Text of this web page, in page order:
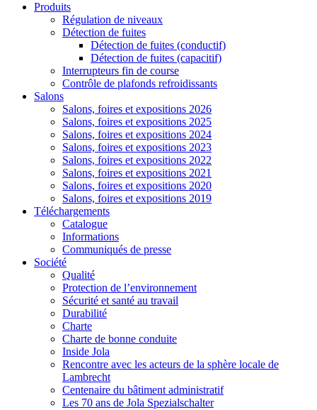
Produits
Régulation de niveaux
Détection de fuites
Détection de fuites (conductif)
Détection de fuites (capacitif)
Interrupteurs fin de course
Contrôle de plafonds refroidissants
Salons
Salons, foires et expositions 2026
Salons, foires et expositions 2025
Salons, foires et expositions 2024
Salons, foires et expositions 2023
Salons, foires et expositions 2022
Salons, foires et expositions 2021
Salons, foires et expositions 2020
Salons, foires et expositions 2019
Téléchargements
Catalogue
Informations
Communiqués de presse
Société
Qualité
Protection de l’environnement
Sécurité et santé au travail
Durabilité
Charte
Charte de bonne conduite
Inside Jola
Rencontre avec les acteurs de la sphère locale de
Lambrecht
Centenaire du bâtiment administratif
Les 70 ans de Jola Spezialschalter